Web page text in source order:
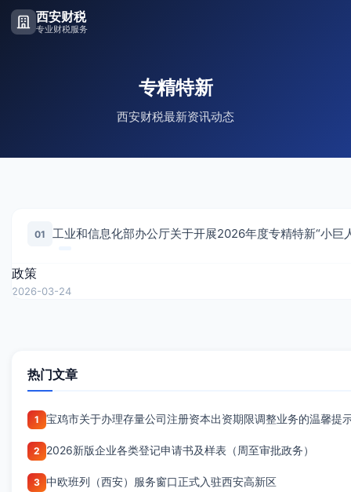
西安财税
专业财税服务
专精特新
西安财税最新资讯动态
01
政策
2026-03-24
热门文章
1 宝鸡市关于办理存量公司注册资本出资期限调整业务的温馨提
2 2026新版企业各类登记申请书及样表（周至审批政务）
3 中欧班列（西安）服务窗口正式入驻西安高新区